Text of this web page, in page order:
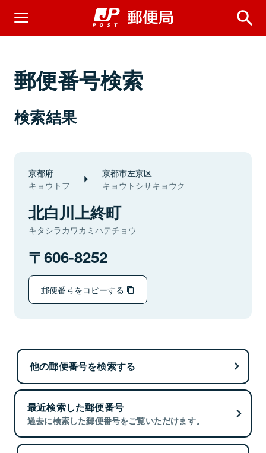
郵便番号検索
検索結果
京都府
キョウトフ
京都市左京区
キョウトシサキョウク
北白川上終町
キタシラカワカミハテチョウ
606-8252
郵便番号をコピーする
他の郵便番号を検索する
最近検索した郵便番号
過去に検索した郵便番号をご覧いただけます。